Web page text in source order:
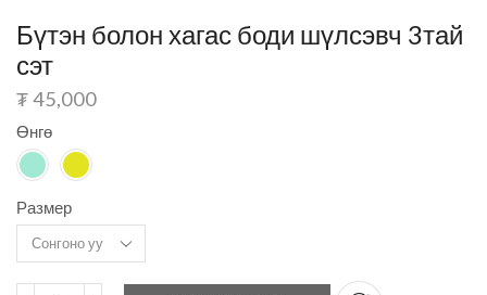
Бүтэн болон хагас боди шүлсэвч 3тай
сэт
₮45,000
Өнгө
Размер